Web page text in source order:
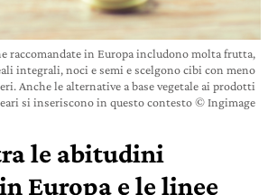
raccomandate in Europa includono molta frutta,
integrali, noci e semi e scelgono cibi con meno
Anche le alternative a base vegetale ai prodotti
si inseriscono in questo contesto © Ingimage
le abitudini
Europa e le linee